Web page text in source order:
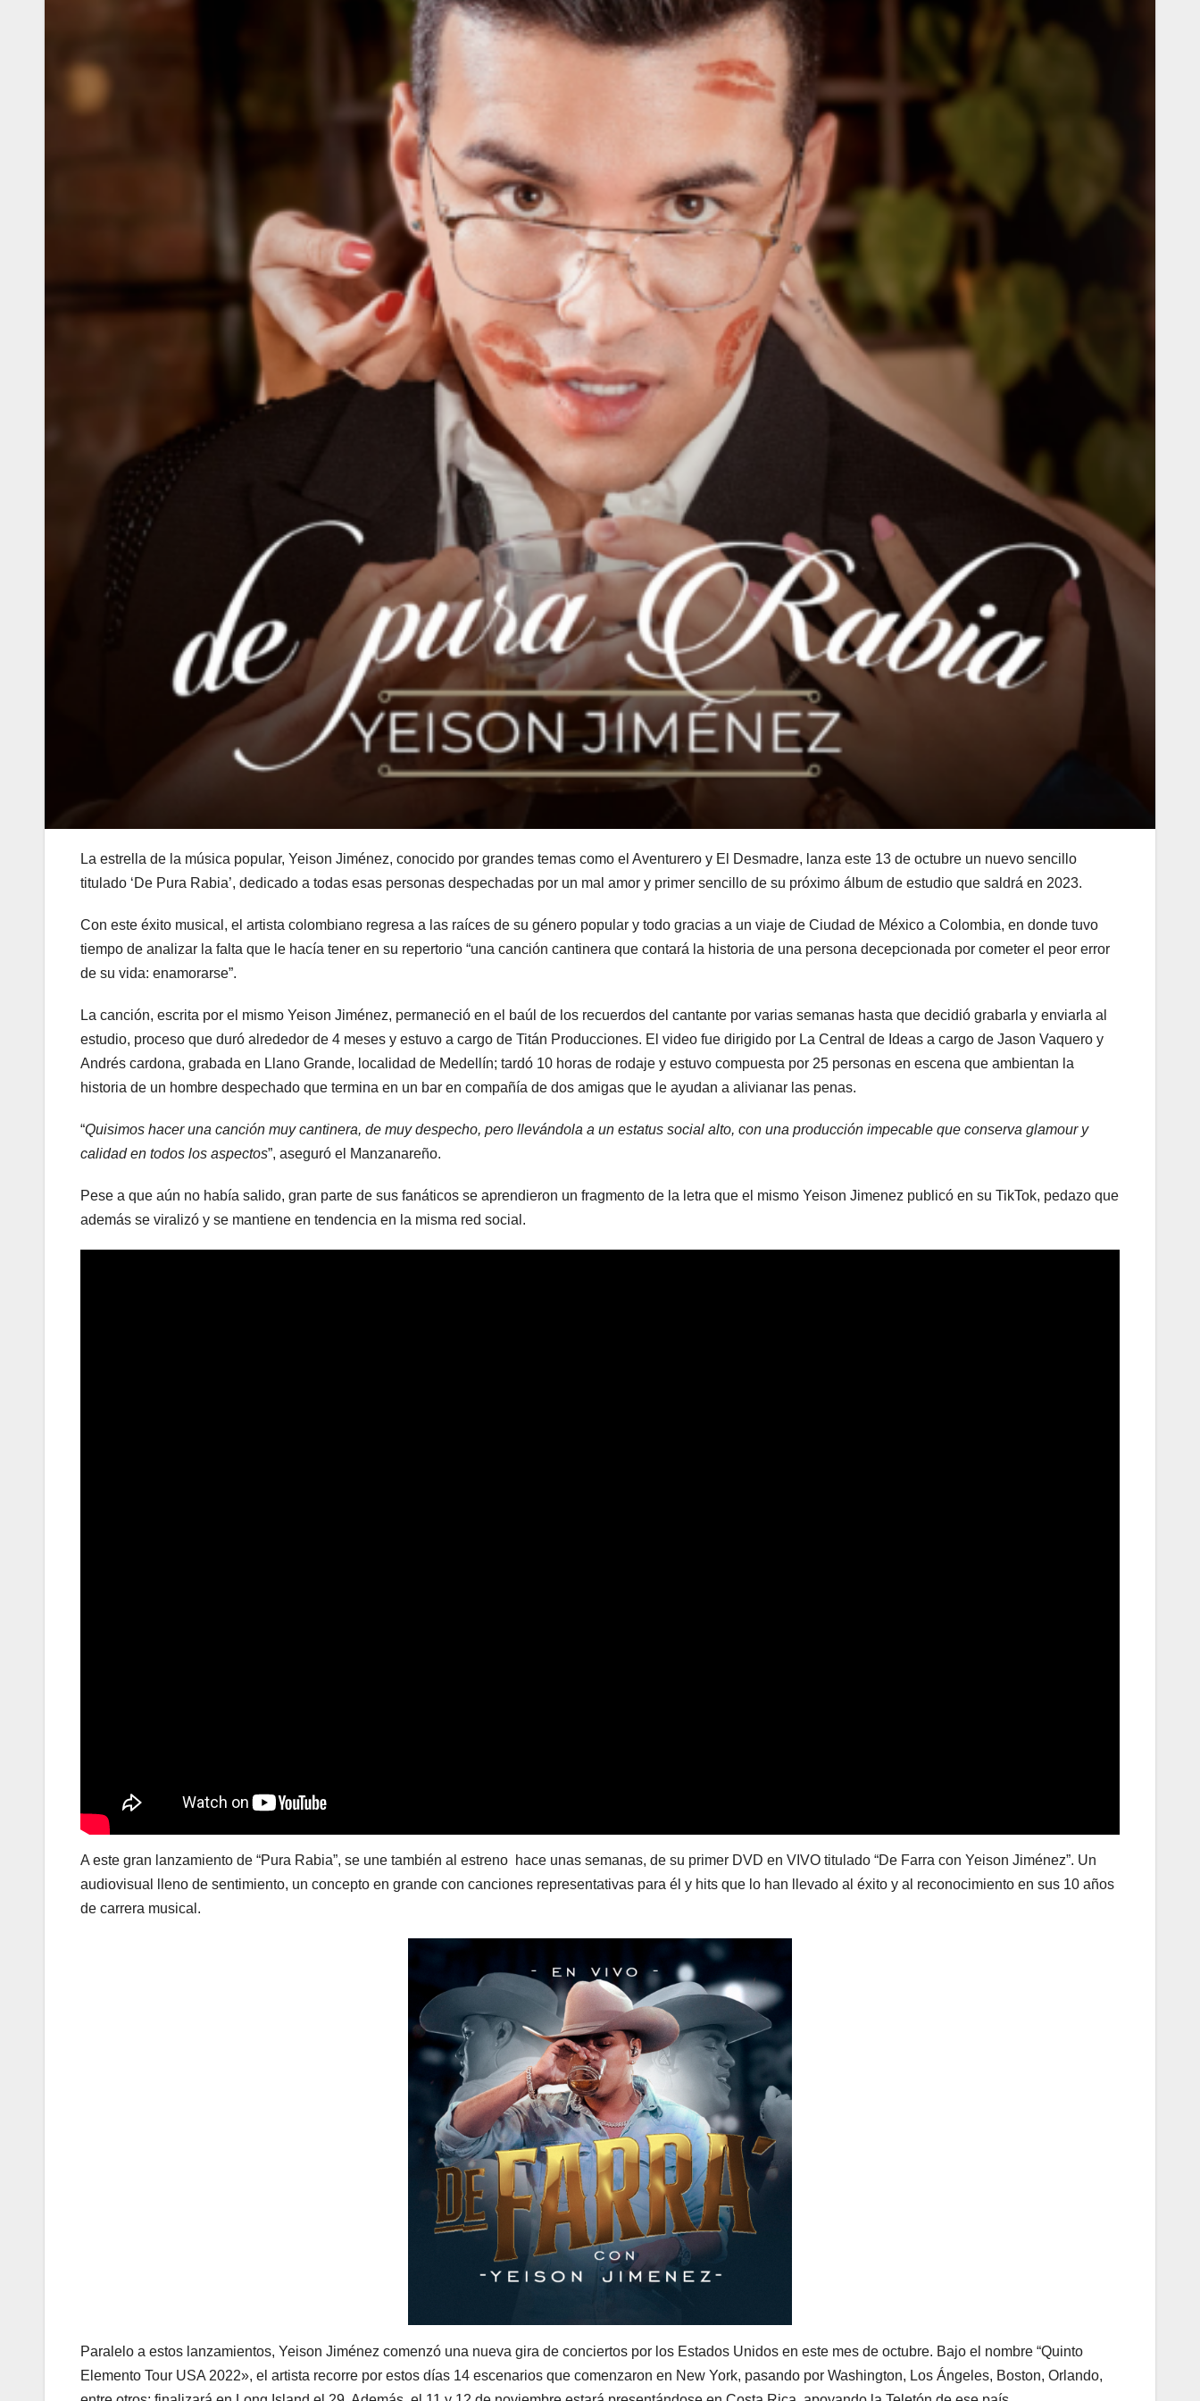
La estrella de la música popular, Yeison Jiménez, conocido por grandes temas como el Aventurero y El Desmadre, lanza este 13 de octubre un nuevo sencillo
titulado ‘De Pura Rabia’, dedicado a todas esas personas despechadas por un mal amor y primer sencillo de su próximo álbum de estudio que saldrá en 2023.
Con este éxito musical, el artista colombiano regresa a las raíces de su género popular y todo gracias a un viaje de Ciudad de México a Colombia, en donde tuvo
tiempo de analizar la falta que le hacía tener en su repertorio “una canción cantinera que contará la historia de una persona decepcionada por cometer el peor error
de su vida: enamorarse”.
La canción, escrita por el mismo Yeison Jiménez, permaneció en el baúl de los recuerdos del cantante por varias semanas hasta que decidió grabarla y enviarla al
estudio, proceso que duró alrededor de 4 meses y estuvo a cargo de Titán Producciones. El video fue dirigido por La Central de Ideas a cargo de Jason Vaquero y
Andrés cardona, grabada en Llano Grande, localidad de Medellín; tardó 10 horas de rodaje y estuvo compuesta por 25 personas en escena que ambientan la
historia de un hombre despechado que termina en un bar en compañía de dos amigas que le ayudan a alivianar las penas.
“Quisimos hacer una canción muy cantinera, de muy despecho, pero llevándola a un estatus social alto, con una producción impecable que conserva glamour y
calidad en todos los aspectos”, aseguró el Manzanareño.
Pese a que aún no había salido, gran parte de sus fanáticos se aprendieron un fragmento de la letra que el mismo Yeison Jimenez publicó en su TikTok, pedazo que
además se viralizó y se mantiene en tendencia en la misma red social.
A este gran lanzamiento de “Pura Rabia”, se une también al estreno hace unas semanas, de su primer DVD en VIVO titulado “De Farra con Yeison Jiménez”. Un
audiovisual lleno de sentimiento, un concepto en grande con canciones representativas para él y hits que lo han llevado al éxito y al reconocimiento en sus 10 años
de carrera musical.
Paralelo a estos lanzamientos, Yeison Jiménez comenzó una nueva gira de conciertos por los Estados Unidos en este mes de octubre. Bajo el nombre “Quinto
Elemento Tour USA 2022», el artista recorre por estos días 14 escenarios que comenzaron en New York, pasando por Washington, Los Ángeles, Boston, Orlando,